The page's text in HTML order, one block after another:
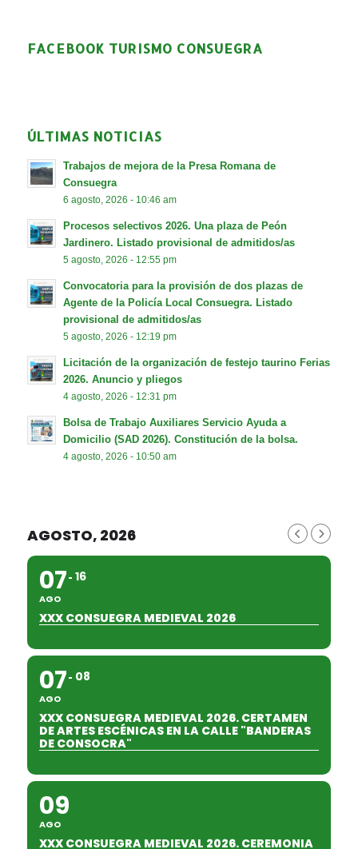
FACEBOOK TURISMO CONSUEGRA
ÚLTIMAS NOTICIAS
Trabajos de mejora de la Presa Romana de
Consuegra
6 agosto, 2026 - 10:46 am
Procesos selectivos 2026. Una plaza de Peón
Jardinero. Listado provisional de admitidos/as
5 agosto, 2026 - 12:55 pm
Convocatoria para la provisión de dos plazas de
Agente de la Policía Local Consuegra. Listado
provisional de admitidos/as
5 agosto, 2026 - 12:19 pm
Licitación de la organización de festejo taurino Ferias
2026. Anuncio y pliegos
4 agosto, 2026 - 12:31 pm
Bolsa de Trabajo Auxiliares Servicio Ayuda a
Domicilio (SAD 2026). Constitución de la bolsa.
4 agosto, 2026 - 10:50 am
AGOSTO, 2026
07
AGO
16
XXX CONSUEGRA MEDIEVAL 2026
07
AGO
08
XXX CONSUEGRA MEDIEVAL 2026. CERTAMEN
DE ARTES ESCÉNICAS EN LA CALLE "BANDERAS
DE CONSOCRA"
09
AGO
XXX CONSUEGRA MEDIEVAL 2026. CEREMONIA